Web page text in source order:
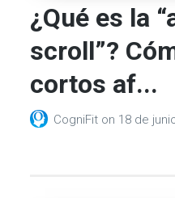
¿Qué es la
scroll”?
cortos af...
CogniFit on 18 de